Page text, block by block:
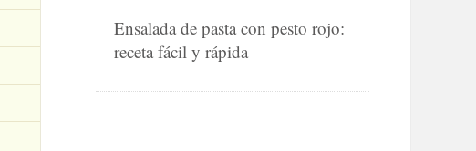
Ensalada de pasta con pesto rojo:
receta fácil y rápida